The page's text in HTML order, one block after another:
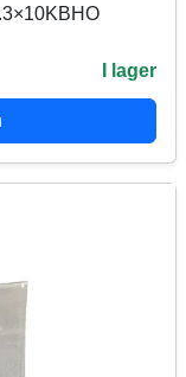
I lager